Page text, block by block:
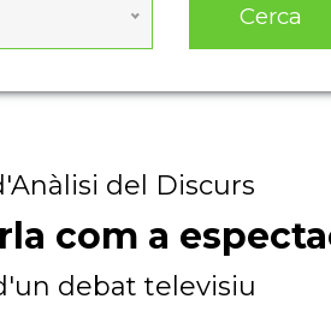
Cerca
del Discurs
com a
debat televisiu